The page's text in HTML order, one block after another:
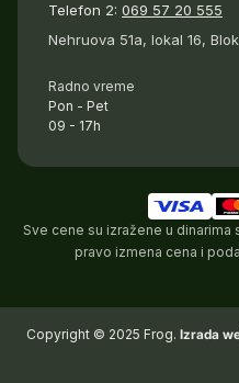
Telefon 2: 069 57 20 555
Nehruova 51a, lokal 16,
Radno vreme
Pon - Pet
09 - 17h
Sve cene su izražene u dinarima
pravo izmena cena i
Copyright © 2025 Frog. Izrada